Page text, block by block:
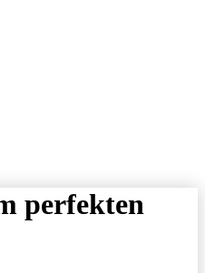
perfekten